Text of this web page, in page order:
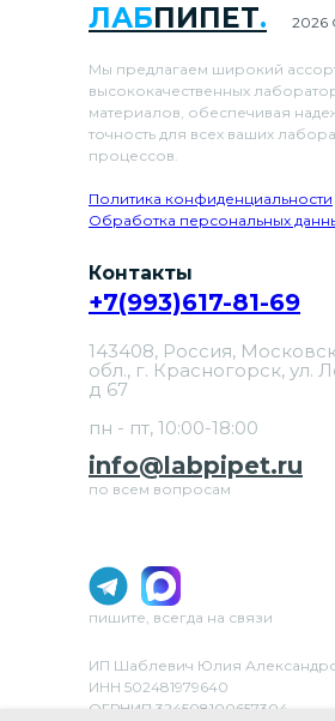
ЛАБПИПЕТ.
Мы предлагаем широкий
высококачественных
материалов, обеспечивая
точность для всех ваших
процессов.
Политика конфиденциальности
Обработка персональных
ИП Шаблевич Юлия
ИНН 502481979640
ОГРНИП 324508100657304
2026
Контакты
info@labpipet.ru
+7(993)617-81-69
по всем вопросам
143408, Россия,
обл., г. Красногорск, ул.
д 67
пн - пт, 10:00-18:00
пишите, всегда на связи